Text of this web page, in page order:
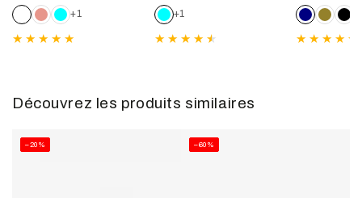
normal
de
vente
+1
normal
+1
normal
de
Découvrez les produits similaires
–20% –60%